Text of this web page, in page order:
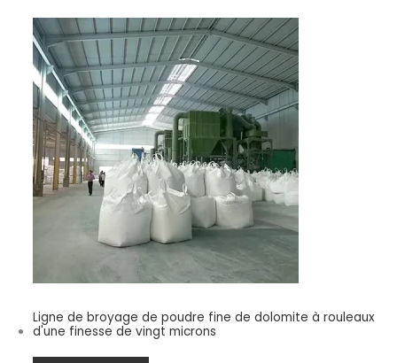
Ligne de broyage de poudre fine de dolomite à rouleaux
d'une finesse de vingt microns